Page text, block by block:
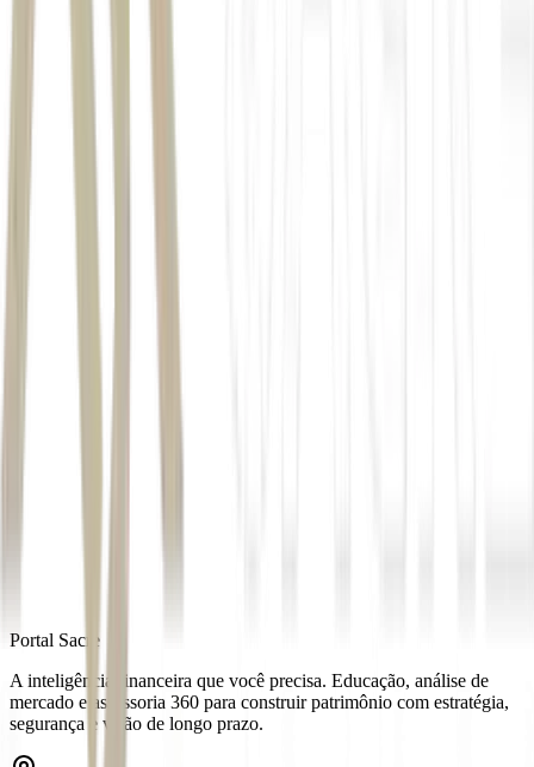
Portal Sacre
A inteligência financeira que você precisa. Educação, análise de
mercado e assessoria 360 para construir patrimônio com estratégia,
segurança e visão de longo prazo.